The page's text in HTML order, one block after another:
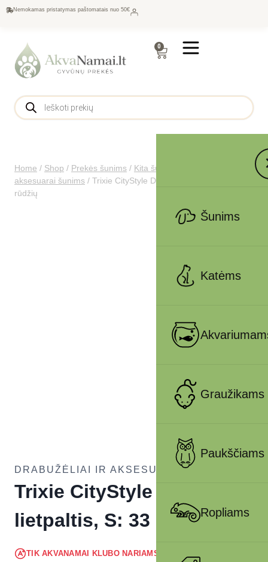
Nemokamas pristatymas paštomatais nuo 50€
0
Šunims
Katėms
Graužikams
Paukščiams
Ropliams
Home / Shop / Prekės šunims / Kita šunims
aksesuarai šunims / Trixie CityStyle Dublin lietpaltis, S: 33 cm,
rūdžių
DRABUŽĖLIAI IR AKSESUARAI ŠUNIMS
Trixie CityStyle Dublin
lietpaltis, S: 33 cm, rūdžių
TIK AKVANAMAI KLUBO NARIAMS 45.59€